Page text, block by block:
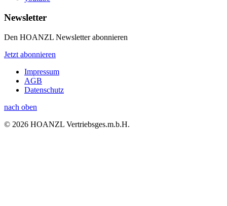
Newsletter
Den HOANZL Newsletter abonnieren
Jetzt abonnieren
Impressum
AGB
Datenschutz
nach oben
© 2026 HOANZL Vertriebsges.m.b.H.